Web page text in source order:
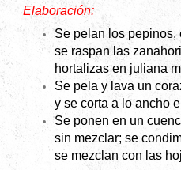
Elaboración:
Se pelan los pepinos,
se raspan las
hortalizas en juliana
Se pela y lava un
y se corta a lo ancho
Se ponen en un
sin mezclar; se
se mezclan con las